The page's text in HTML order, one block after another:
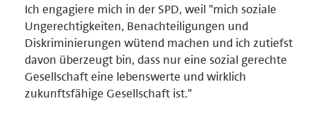
Ich engagiere mich in der SPD, weil "mich soziale
Ungerechtigkeiten, Benachteiligungen und
Diskriminierungen wütend machen und ich zutiefst
davon überzeugt bin, dass nur eine sozial gerechte
Gesellschaft eine lebenswerte und wirklich
zukunftsfähige Gesellschaft ist."